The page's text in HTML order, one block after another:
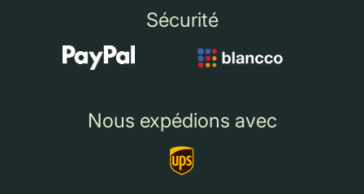
Sécurité
Nous expédions avec